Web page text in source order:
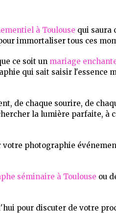
à Toulouse qui saura
immortaliser tous ces
ce soit un mariage
qui sait saisir l'essence
de chaque sourire, de
la lumière parfaite,
photographie
séminaire à Toulouse ou
pour discuter de votre